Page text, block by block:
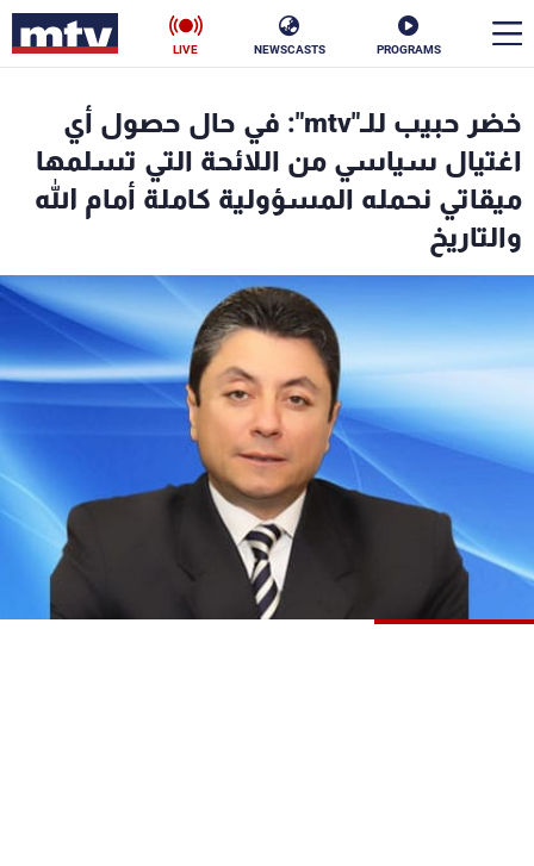
PROGRAMS
NEWSCASTS
LIVE
خضر حبيب للـ"mtv": في حال حصول أي
اغتيال سياسي من اللائحة التي تسلمها
ميقاتي نحمله المسؤولية كاملة أمام الله
والتاريخ
الأخبار
سياسة ناس
إقتصاد فن
منوعات رياضة
كأس العالم
جدول البرامج
شاهد البرامج